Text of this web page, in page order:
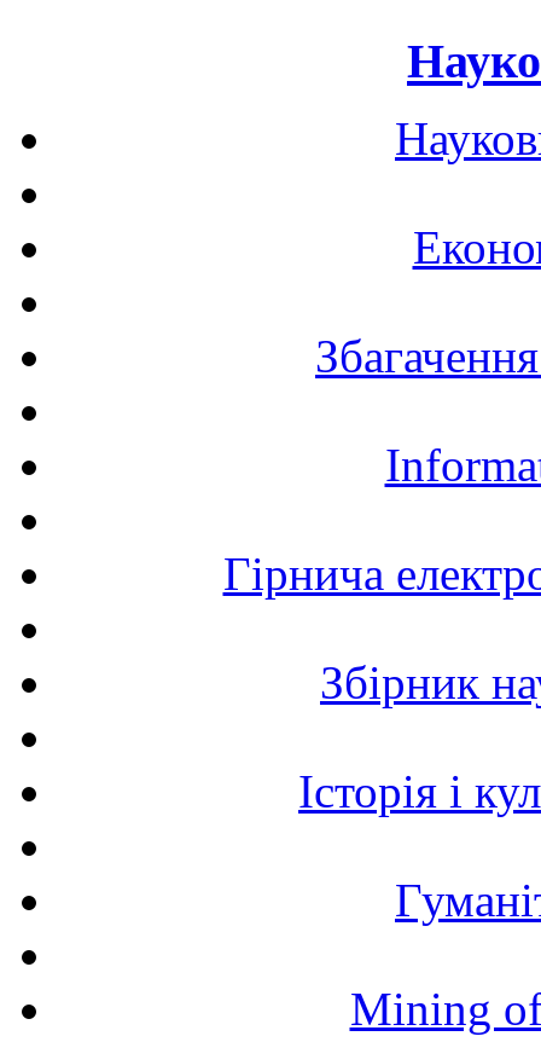
Гірнича
Збірник
Історія і
Mining